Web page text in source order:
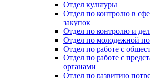
Отдел культуры
Отдел по контролю в
закупок
Отдел по контролю и
Отдел по молодежной
Отдел по работе с
Отдел по работе с
органами
Отдел по развитию